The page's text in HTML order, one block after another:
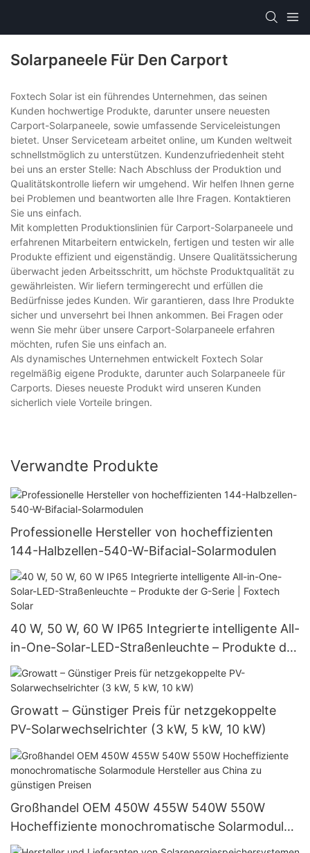
Solarpaneele Für Den Carport
Foxtech Solar ist ein führendes Unternehmen, das seinen
Kunden hochwertige Produkte, darunter unsere neuesten
Carport-Solarpaneele, sowie umfassende Serviceleistungen
bietet. Unser Serviceteam arbeitet online, um Kunden weltweit
schnellstmöglich zu unterstützen. Kundenzufriedenheit steht
bei uns an erster Stelle: Nach Abschluss der Produktion und
Qualitätskontrolle liefern wir umgehend. Wir helfen Ihnen gerne
bei Problemen und beantworten alle Ihre Fragen. Kontaktieren
Sie uns einfach.
Mit kompletten Produktionslinien für Carport-Solarpaneele und
erfahrenen Mitarbeitern entwickeln, fertigen und testen wir alle
Produkte effizient und eigenständig. Unsere Qualitätssicherung
überwacht jeden Arbeitsschritt, um höchste Produktqualität zu
gewährleisten. Wir liefern termingerecht und erfüllen die
Bedürfnisse jedes Kunden. Wir garantieren, dass Ihre Produkte
sicher und unversehrt bei Ihnen ankommen. Bei Fragen oder
wenn Sie mehr über unsere Carport-Solarpaneele erfahren
möchten, rufen Sie uns einfach an.
Als dynamisches Unternehmen entwickelt Foxtech Solar
regelmäßig eigene Produkte, darunter auch Solarpaneele für
Carports. Dieses neueste Produkt wird unseren Kunden
sicherlich viele Vorteile bringen.
Verwandte Produkte
Professionelle Hersteller von hocheffizienten
144-Halbzellen-540-W-Bifacial-Solarmodulen
40 W, 50 W, 60 W IP65 Integrierte intelligente All-
in-One-Solar-LED-Straßenleuchte – Produkte der
G-Serie | Foxtech Solar
Growatt – Günstiger Preis für netzgekoppelte
PV-Solarwechselrichter (3 kW, 5 kW, 10 kW)
Großhandel OEM 450W 455W 540W 550W
Hocheffiziente monochromatische Solarmodule
Hersteller aus China zu günstigen Preisen